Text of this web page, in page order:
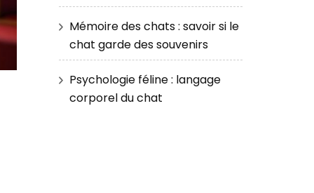
Mémoire des chats : savoir si le
chat garde des souvenirs
Psychologie féline : langage
corporel du chat